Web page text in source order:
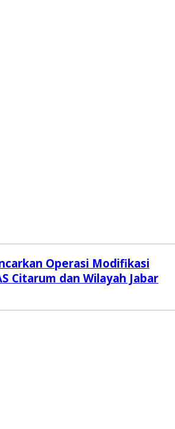
Operasi Modifikasi
Citarum dan Wilayah Jabar